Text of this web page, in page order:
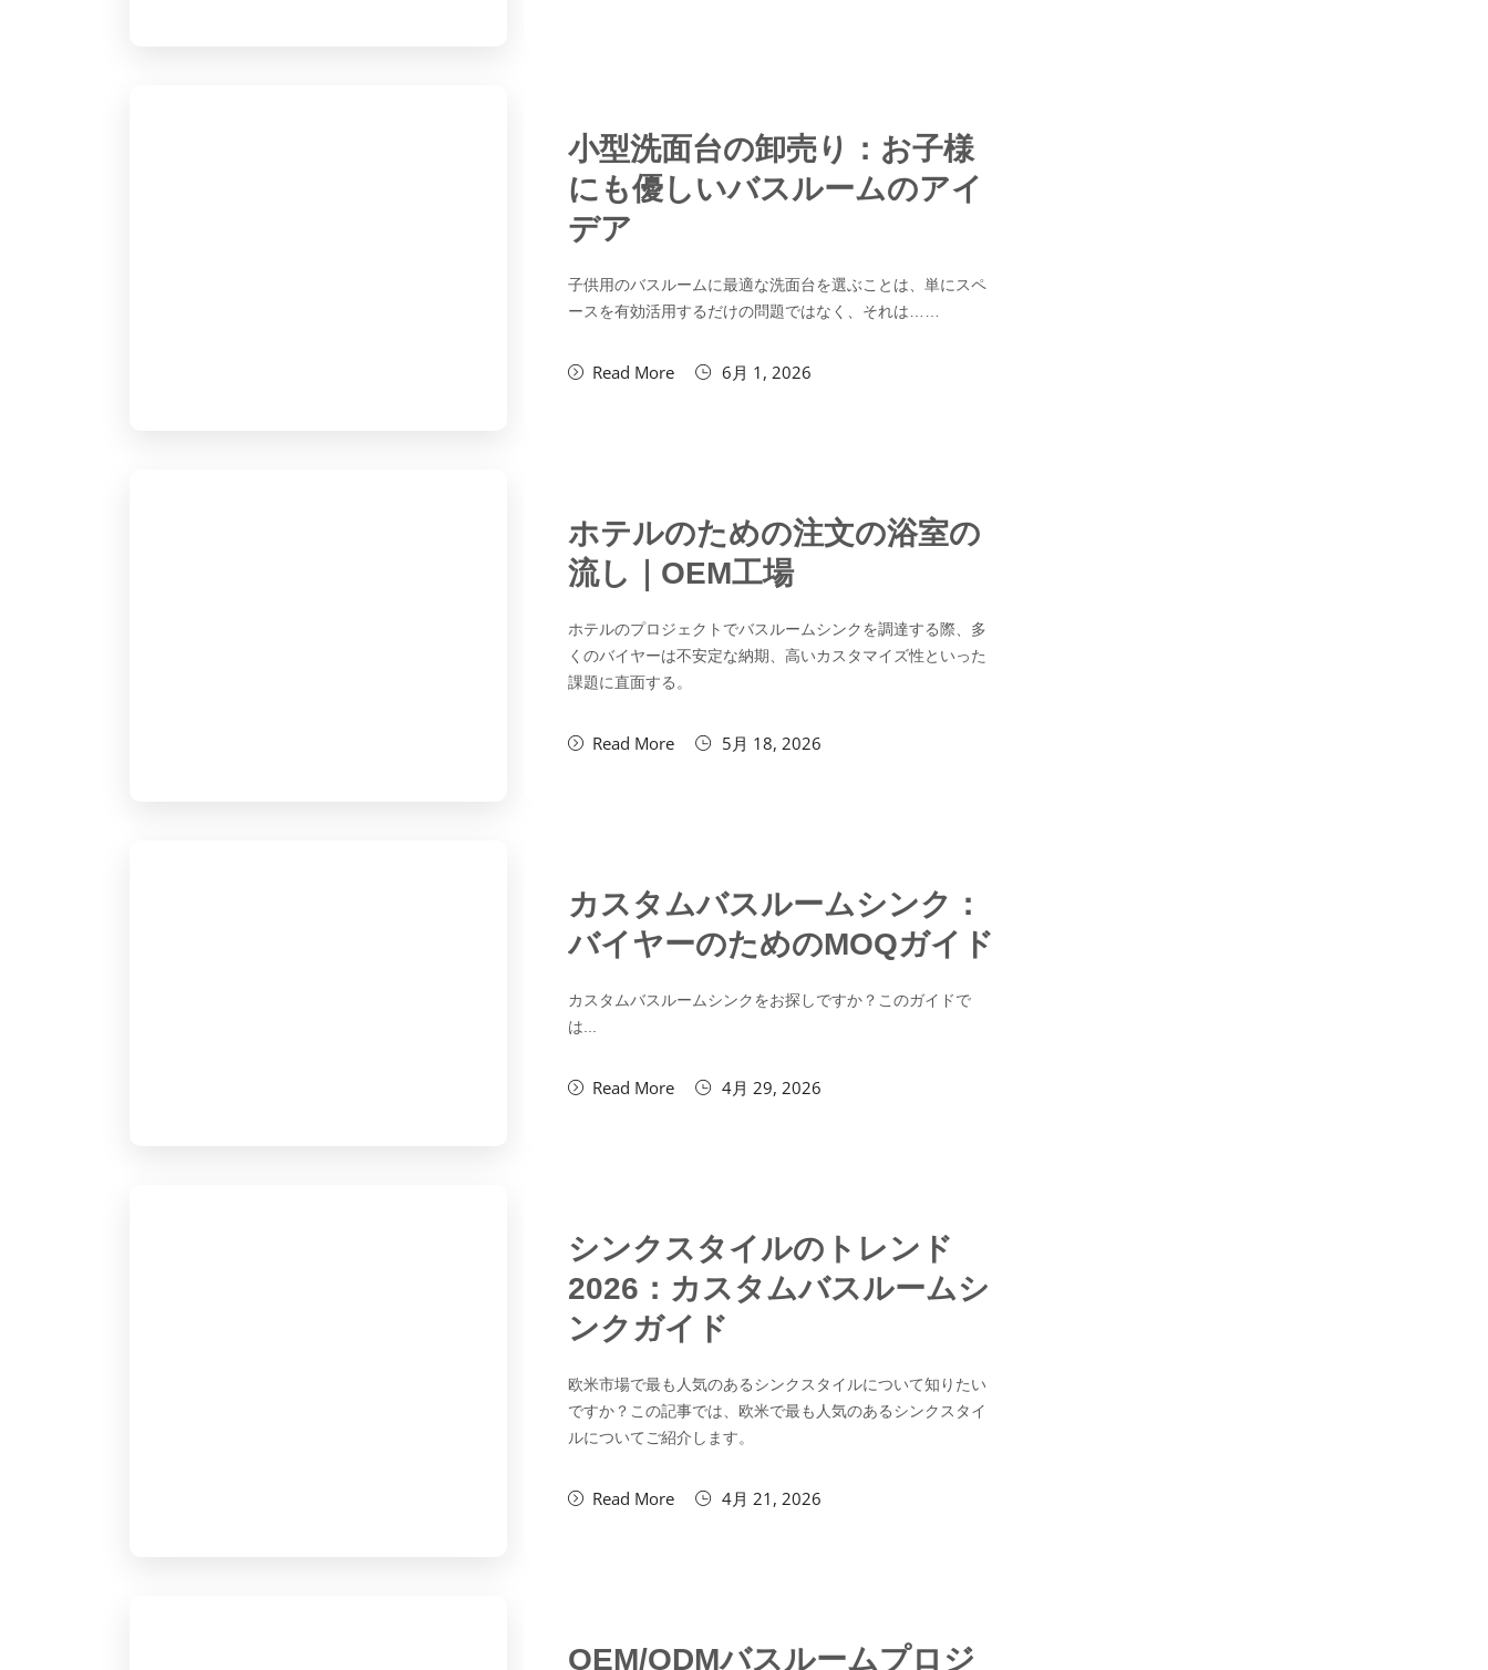
小型洗面台の卸売り：お子様
にも優しいバスルームのアイ
デア
子供用のバスルームに最適な洗面台を選ぶことは、単にスペ
ースを有効活用するだけの問題ではなく、それは……
Read More 6月 1, 2026
ホテルのための注文の浴室の
流し｜OEM工場
ホテルのプロジェクトでバスルームシンクを調達する際、多
くのバイヤーは不安定な納期、高いカスタマイズ性といった
課題に直面する。
Read More 5月 18, 2026
カスタムバスルームシンク：
バイヤーのためのMOQガイド
カスタムバスルームシンクをお探しですか？このガイドで
は...
Read More 4月 29, 2026
シンクスタイルのトレンド
2026：カスタムバスルームシ
ンクガイド
欧米市場で最も人気のあるシンクスタイルについて知りたい
ですか？この記事では、欧米で最も人気のあるシンクスタイ
ルについてご紹介します。
Read More 4月 21, 2026
OEM/ODMバスルームプロジ